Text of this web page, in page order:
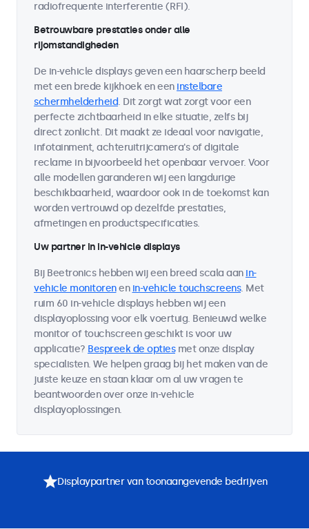
radiofrequente interferentie (RFI).
Betrouwbare prestaties onder alle
rijomstandigheden
De in-vehicle displays geven een haarscherp beeld
met een brede kijkhoek en een instelbare
schermhelderheid. Dit zorgt wat zorgt voor een
perfecte zichtbaarheid in elke situatie, zelfs bij
direct zonlicht. Dit maakt ze ideaal voor navigatie,
infotainment, achteruitrijcamera's of digitale
reclame in bijvoorbeeld het openbaar vervoer. Voor
alle modellen garanderen wij een langdurige
beschikbaarheid, waardoor ook in de toekomst kan
worden vertrouwd op dezelfde prestaties,
afmetingen en productspecificaties.
Uw partner in in-vehicle displays
Bij Beetronics hebben wij een breed scala aan in-
vehicle monitorenen in-vehicle touchscreens. Met
ruim 60 in-vehicle displays hebben wij een
displayoplossing voor elk voertuig. Benieuwd welke
monitor of touchscreen geschikt is voor uw
applicatie? Bespreek de optiesmet onze display
specialisten. We helpen graag bij het maken van de
juiste keuze en staan klaar om al uw vragen te
beantwoorden over onze in-vehicle
displayoplossingen.
Displaypartner van toonaangevende bedrijven